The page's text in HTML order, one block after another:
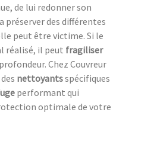
de lui redonner son
préserver des différentes
peut être victime. Si le
réalisé, il peut fragiliser
Chez Couvreur
nettoyantsspécifiques
performant qui
optimale de votre